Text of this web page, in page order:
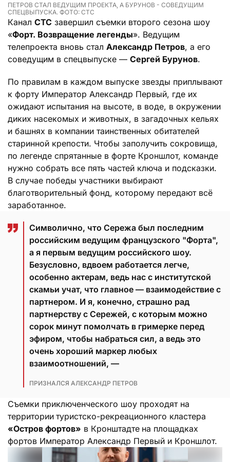
ПЕТРОВ СТАЛ ВЕДУЩИМ ПРОЕКТА, А БУРУНОВ - СОВЕДУЩИМ
СПЕЦВЫПУСКА. ФОТО: СТС
Канал СТС завершил съемки второго сезона шоу
«Форт. Возвращение легенды». Ведущим
телепроекта вновь стал Александр Петров, а его
соведущим в спецвыпуске — Сергей Бурунов.
По правилам в каждом выпуске звезды приплывают
к форту Император Александр Первый, где их
ожидают испытания на высоте, в воде, в окружении
диких насекомых и животных, в загадочных кельях
и башнях в компании таинственных обитателей
старинной крепости. Чтобы заполучить сокровища,
по легенде спрятанные в форте Кроншлот, команде
нужно собрать все пять частей ключа и подсказки.
В случае победы участники выбирают
благотворительный фонд, которому передают всё
заработанное.
Символично, что Сережа был последним
российским ведущим французского "Форта",
а я первым ведущим российского шоу.
Безусловно, вдвоем работается легче,
особенно актерам, ведь нас с институтской
скамьи учат, что главное — взаимодействие с
партнером. И я, конечно, страшно рад
партнерству с Сережей, с которым можно
сорок минут помолчать в гримерке перед
эфиром, чтобы набраться сил, а ведь это
очень хороший маркер любых
взаимоотношений, —
ПРИЗНАЛСЯ АЛЕКСАНДР ПЕТРОВ
Съемки приключенческого шоу проходят на
территории туристско-рекреационного кластера
«Остров фортов» в Кронштадте на площадках
фортов Император Александр Первый и Кроншлот.